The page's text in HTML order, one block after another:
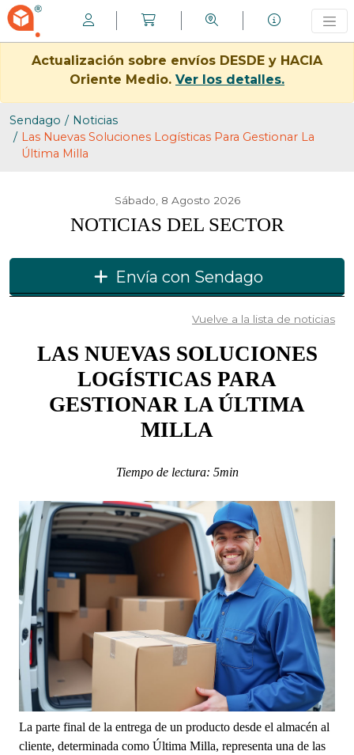
Actualización sobre envíos DESDE y HACIA
Oriente Medio. Ver los detalles.
Sendago
Noticias
Las Nuevas Soluciones Logísticas Para Gestionar La
Última Milla
Sábado, 8 Agosto 2026
NOTICIAS DEL SECTOR
Envía con Sendago
Vuelve a la lista de noticias
LAS NUEVAS SOLUCIONES
LOGÍSTICAS PARA
GESTIONAR LA ÚLTIMA
MILLA
Tiempo de lectura: 5min
La parte final de la entrega de un producto desde el almacén al
cliente, determinada como Última Milla, representa una de las